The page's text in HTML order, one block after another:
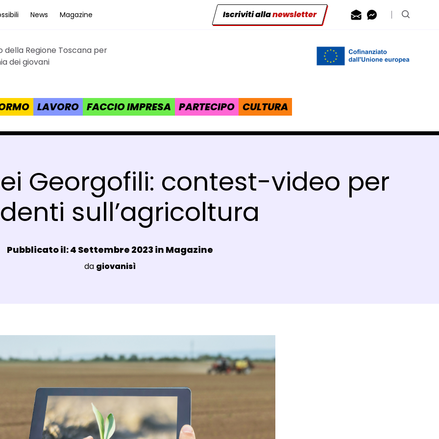
News Magazine Iscriviti allanewsletter Contattaci via
Contattaci
Cerca
della Regione Toscana per
dei giovani
LAVORO FACCIO IMPRESA PARTECIPO CULTURA
Georgofili: contest-video per
sull’agricoltura
Data e ora:
Pubblicato il: 4 Settembre 2023 in Magazine
Luogo:
da giovanisì
Post Magazine